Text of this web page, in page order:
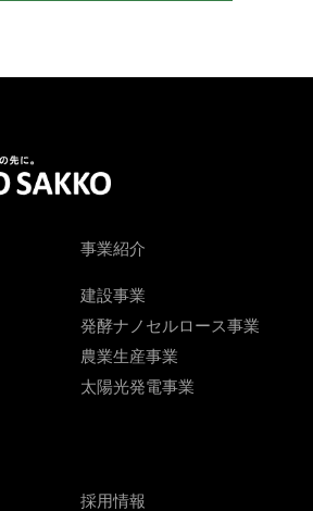
事業紹介
建設事業
発酵ナノセルロース事業
農業生産事業
太陽光発電事業
採用情報